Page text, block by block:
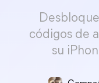
códigos de
su